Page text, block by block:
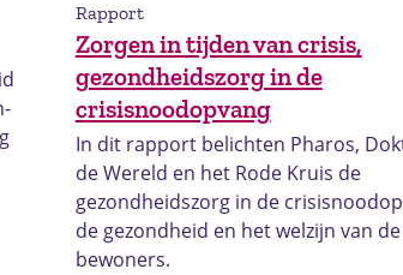
Zorgen in tijden van crisis,
gezondheidszorg in de
crisisnoodopvang
Rapport
In dit rapport belichten Pharos,
de Wereld en het Rode Kruis de
gezondheidszorg in de
de gezondheid en het welzijn van de
bewoners.